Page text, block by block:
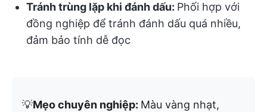
Tránh trùng lặp khi đánh dấu: Phối hợp với
đồng nghiệp để tránh đánh dấu quá nhiều,
đảm bảo tính dễ đọc
💡Mẹo chuyên nghiệp: Màu vàng nhạt,